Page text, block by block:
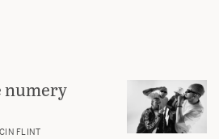
numery
FLINT